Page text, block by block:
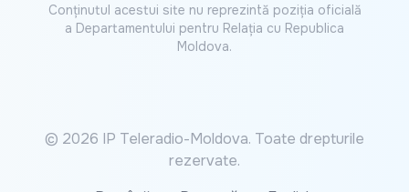
Conținutul acestui site nu reprezintă poziția oficială
a Departamentului pentru Relația cu Republica
Moldova.
© 2026 IP Teleradio-Moldova. Toate drepturile
rezervate.